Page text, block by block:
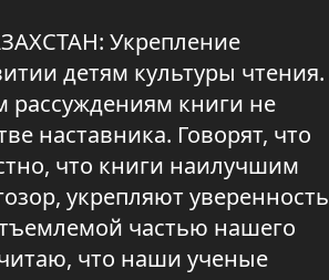
Укрепление
детям культуры чтения.
рассуждениям книги не
наставника. Говорят, что
что книги наилучшим
укрепляют уверенность
частью нашего
что наши ученые